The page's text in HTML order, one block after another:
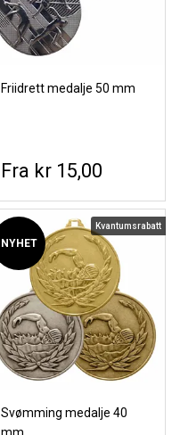
Friidrett medalje 50 mm
kr 15,00
NYHET
Kvantumsrabatt
Svømming medalje 40